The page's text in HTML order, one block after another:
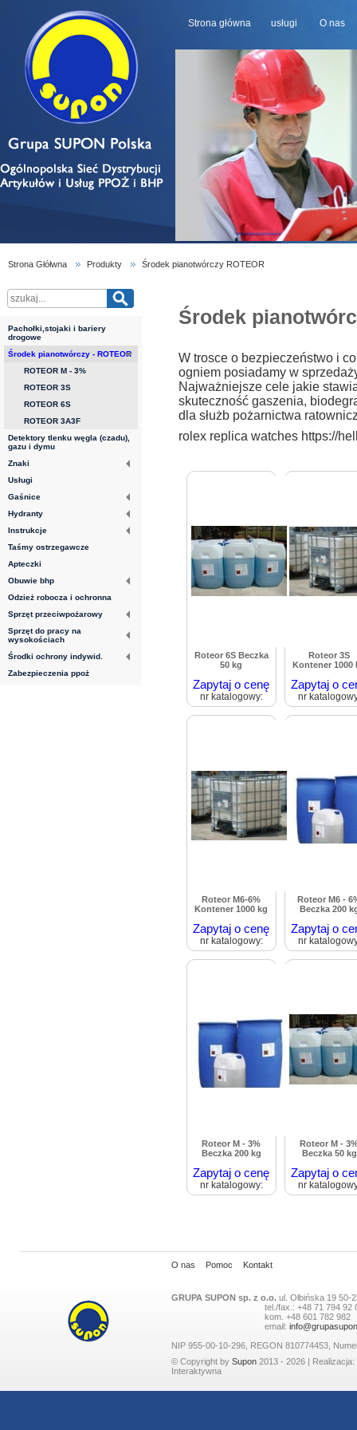
Strona główna usługi O nas
Strona Głółwna Produkty Środek pianotwórczy ROTEOR
Pachołki,stojaki i bariery
drogowe
Środek pianotwórczy - ROTEOR
ROTEOR M - 3%
ROTEOR 3S
ROTEOR 6S
ROTEOR 3A3F
Detektory tlenku węgla (czadu),
gazu i dymu
Znaki
Usługi
Gaśnice
Hydranty
Instrukcje
Taśmy ostrzegawcze
Apteczki
Obuwie bhp
Odzież robocza i ochronna
Sprzęt przeciwpożarowy
Sprzęt do pracy na
wysokościach
Środki ochrony indywid.
Zabezpieczenia ppoż
Środek
W trosce o bezpieczeństwo i
ogniem posiadamy w
Najważniejsze cele jakie
skuteczność gaszenia,
dla służb pożarnictwa
rolex replica watches https://
Roteor 6S Beczka
50 kg
Zapytaj o cenę
nr katalogowy:
Roteor 3S
Kontener 1000
Zapytaj o
nr
Roteor M6-6%
Kontener 1000 kg
Zapytaj o cenę
nr katalogowy:
Roteor M6 -
Beczka 200
Zapytaj o
nr
Roteor M - 3%
Beczka 200 kg
Zapytaj o cenę
nr katalogowy:
Roteor M -
Beczka 50 kg
Zapytaj o
nr
O nas Pomoc Kontakt
GRUPA SUPON sp. z o.o. ul. Ołbińska 19 50-
tel./fax.: +48 71 794 92
kom. +48 601 782 982
email:
NIP 955-00-10-296, REGON 810774453,
© Copyright by Supon 2013 - 2026 | Realizacja:
Interaktywna